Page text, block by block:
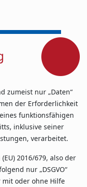
zumeist nur „Daten“
der Erforderlichkeit
funktionsfähigen
inklusive seiner
verarbeitet.
2016/679, also der
nur „DSGVO“
mit oder ohne Hilfe